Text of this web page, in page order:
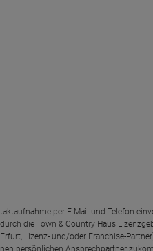
per E-Mail und Telefon
die Town & Country Haus
Lizenz- und/oder Franchise-
persönlichen Ansprechpartner